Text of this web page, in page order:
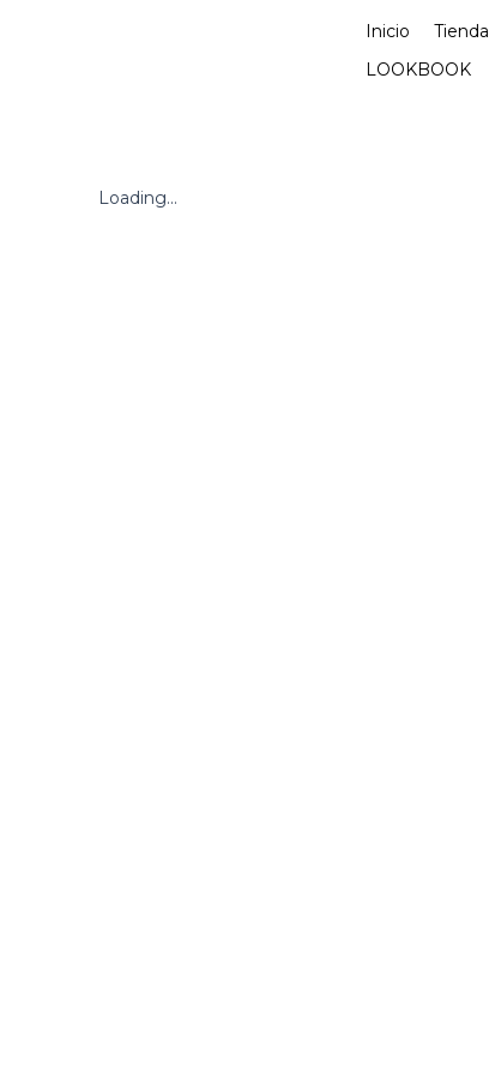
Inicio Tienda
LOOKBOOK
Loading...